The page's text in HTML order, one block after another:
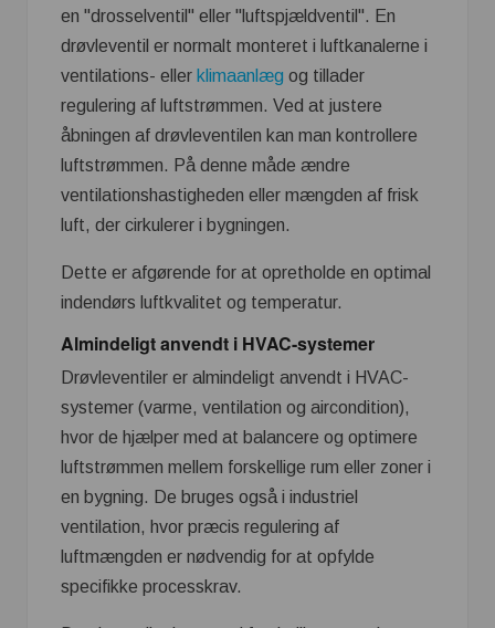
en "drosselventil" eller "luftspjældventil". En
drøvleventil er normalt monteret i luftkanalerne i
ventilations- eller klimaanlæg og tillader
regulering af luftstrømmen. Ved at justere
åbningen af drøvleventilen kan man kontrollere
luftstrømmen. På denne måde ændre
ventilationshastigheden eller mængden af frisk
luft, der cirkulerer i bygningen.
Dette er afgørende for at opretholde en optimal
indendørs luftkvalitet og temperatur.
Almindeligt anvendt i HVAC-systemer
Drøvleventiler er almindeligt anvendt i HVAC-
systemer (varme, ventilation og aircondition),
hvor de hjælper med at balancere og optimere
luftstrømmen mellem forskellige rum eller zoner i
en bygning. De bruges også i industriel
ventilation, hvor præcis regulering af
luftmængden er nødvendig for at opfylde
specifikke processkrav.